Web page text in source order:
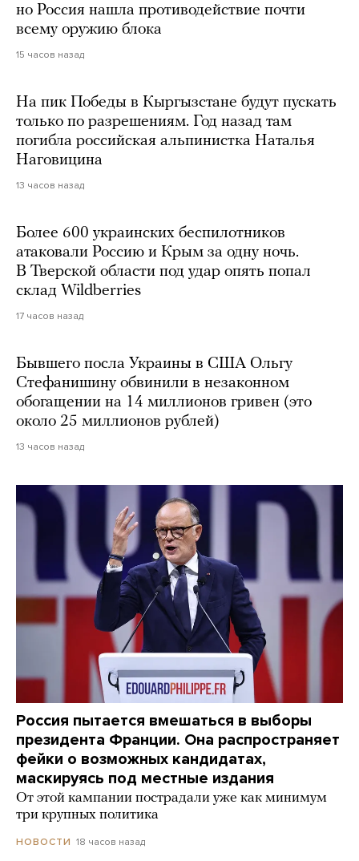
но Россия нашла противодействие почти
всему оружию блока
15 часов назад
На пик Победы в Кыргызстане будут пускать
только по разрешениям. Год назад там
погибла российская альпинистка Наталья
Наговицина
13 часов назад
Более 600 украинских беспилотников
атаковали Россию и Крым за одну ночь.
В Тверской области под удар опять попал
склад Wildberries
17 часов назад
Бывшего посла Украины в США Ольгу
Стефанишину обвинили в незаконном
обогащении на 14 миллионов гривен (это
около 25 миллионов рублей)
13 часов назад
Россия пытается вмешаться в выборы
президента Франции. Она распространяет
фейки о возможных кандидатах,
маскируясь под местные издания
От этой кампании пострадали уже как минимум
три крупных политика
НОВОСТИ 18 часов назад